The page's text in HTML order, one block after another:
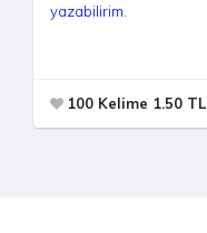
yazabilirim.
100 Kelime 1.50 TL